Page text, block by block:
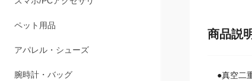
照明
スマホ/PCアクセサリ